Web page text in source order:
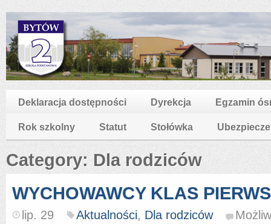
Deklaracja dostępności Dyrekcja Egzamin
Rok szkolny Statut Stołówka
Category: Dla rodziców
WYCHOWAWCY KLAS
lip. 29 Aktualności, Dla rodziców